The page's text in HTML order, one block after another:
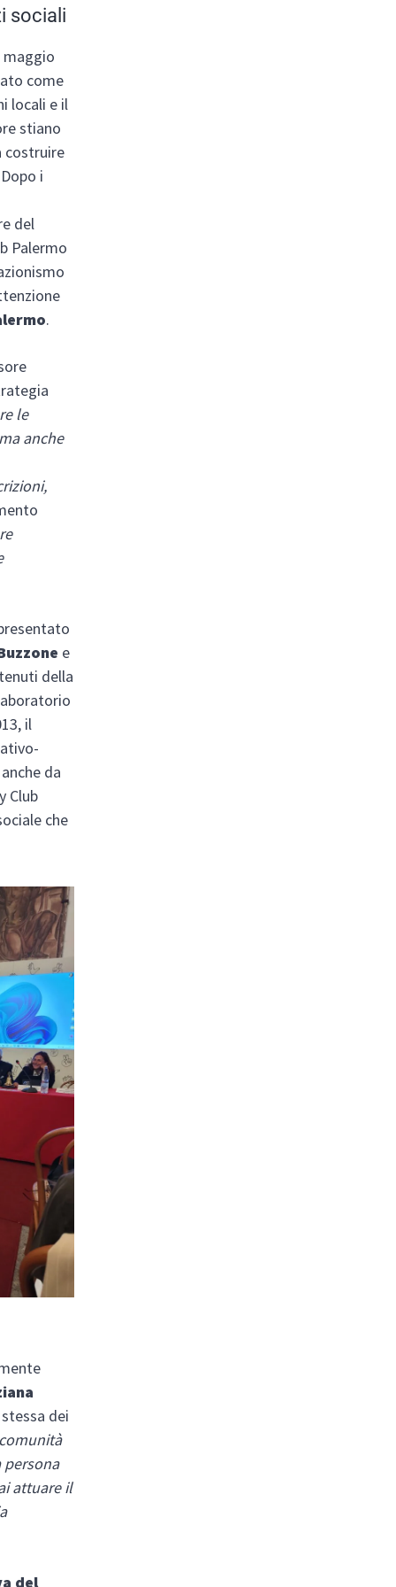
sociali
maggio
come
locali e il
stiano
costruire
i
del
Palermo
.
le
anche
e
della
il
da
Club
che
dei
attuare il
del